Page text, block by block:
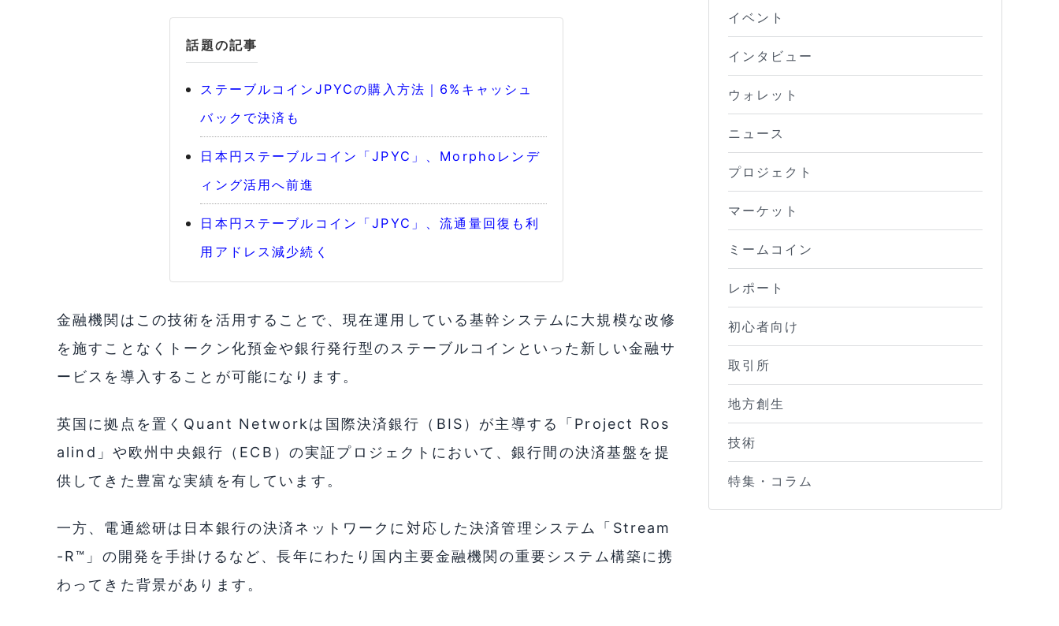
話題の記事
ステーブルコインJPYCの購入方法｜6%キャッシュ
バックで決済も
日本円ステーブルコイン「JPYC」、Morphoレンデ
ィング活用へ前進
日本円ステーブルコイン「JPYC」、流通量回復も利
用アドレス減少続く
金融機関はこの技術を活用することで、現在運用している基幹システムに大規模な改修
を施すことなくトークン化預金や銀行発行型のステーブルコインといった新しい金融サ
ービスを導入することが可能になります。
英国に拠点を置くQuant Networkは国際決済銀行（BIS）が主導する「Project Ros
alind」や欧州中央銀行（ECB）の実証プロジェクトにおいて、銀行間の決済基盤を提
供してきた豊富な実績を有しています。
一方、電通総研は日本銀行の決済ネットワークに対応した決済管理システム「Stream
-R™」の開発を手掛けるなど、長年にわたり国内主要金融機関の重要システム構築に携
わってきた背景があります。
イベント
インタビュー
ウォレット
ニュース
プロジェクト
マーケット
ミームコイン
レポート
初心者向け
取引所
地方創生
技術
特集・コラム